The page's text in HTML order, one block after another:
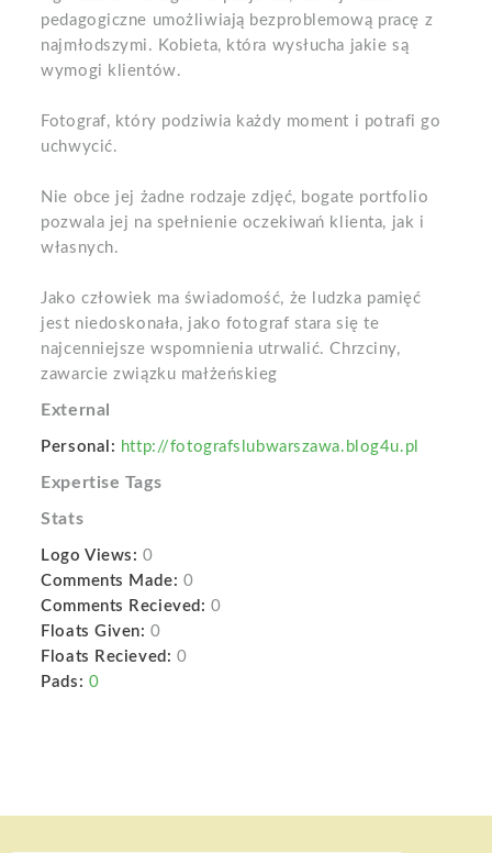
pedagogiczne umożliwiają bezproblemową pracę z
najmłodszymi. Kobieta, która wysłucha jakie są
wymogi klientów.
Fotograf, który podziwia każdy moment i potrafi go
uchwycić.
Nie obce jej żadne rodzaje zdjęć, bogate portfolio
pozwala jej na spełnienie oczekiwań klienta, jak i
własnych.
Jako człowiek ma świadomość, że ludzka pamięć
jest niedoskonała, jako fotograf stara się te
najcenniejsze wspomnienia utrwalić. Chrzciny,
zawarcie związku małżeńskieg
External
Personal: http://fotografslubwarszawa.blog4u.pl
Expertise Tags
Stats
Logo Views: 0
Comments Made: 0
Comments Recieved: 0
Floats Given: 0
Floats Recieved: 0
Pads: 0